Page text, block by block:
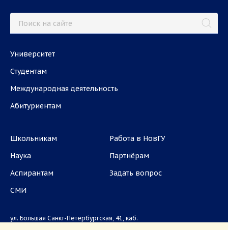
Университет
Студентам
Международная деятельность
Абитуриентам
Школьникам
Наука
Аспирантам
СМИ
Работа в НовГУ
Партнёрам
Задать вопрос
ул. Большая Санкт-Петербургская, 41, каб.